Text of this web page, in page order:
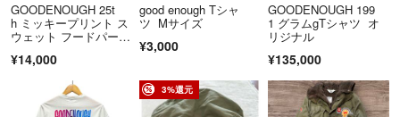
実寸での表記は実際とは異なる場合があるかもしれません。
GOODENOUGH 25t
h ミッキープリント ス
ウェット フードパーカ
¥14,000
good enough Tシャ
ツ Mサイズ
¥3,000
GOODENOUGH 199
1 グラムgTシャツ オ
リジナル
¥135,000
3%還元